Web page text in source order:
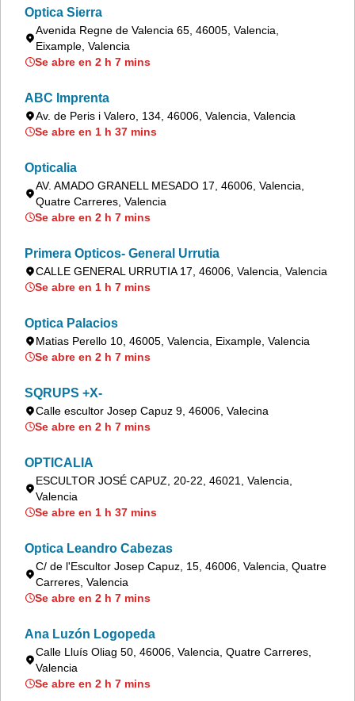
Optica Sierra
Avenida Regne de Valencia 65, 46005, Valencia,
Eixample, Valencia
Se abre en 2 h 7 mins
ABC Imprenta
Av. de Peris i Valero, 134, 46006, Valencia, Valencia
Se abre en 1 h 37 mins
Opticalia
AV. AMADO GRANELL MESADO 17, 46006, Valencia,
Quatre Carreres, Valencia
Se abre en 2 h 7 mins
Primera Opticos- General Urrutia
CALLE GENERAL URRUTIA 17, 46006, Valencia, Valencia
Se abre en 1 h 7 mins
Optica Palacios
Matias Perello 10, 46005, Valencia, Eixample, Valencia
Se abre en 2 h 7 mins
SQRUPS +X-
Calle escultor Josep Capuz 9, 46006, Valecina
Se abre en 2 h 7 mins
OPTICALIA
ESCULTOR JOSÉ CAPUZ, 20-22, 46021, Valencia,
Valencia
Se abre en 1 h 37 mins
Optica Leandro Cabezas
C/ de l'Escultor Josep Capuz, 15, 46006, Valencia, Quatre
Carreres, Valencia
Se abre en 2 h 7 mins
Ana Luzón Logopeda
Calle Lluís Oliag 50, 46006, Valencia, Quatre Carreres,
Valencia
Se abre en 2 h 7 mins